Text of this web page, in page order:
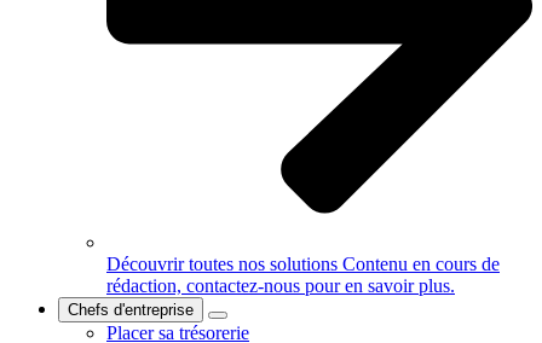
Découvrir toutes nos solutions Contenu en cours de
rédaction, contactez-nous pour en savoir plus.
Chefs d'entreprise
Placer sa trésorerie